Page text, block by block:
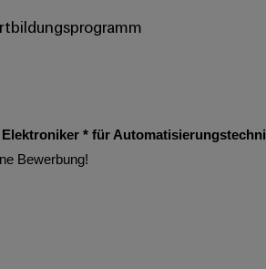
* für
Bewerbung!